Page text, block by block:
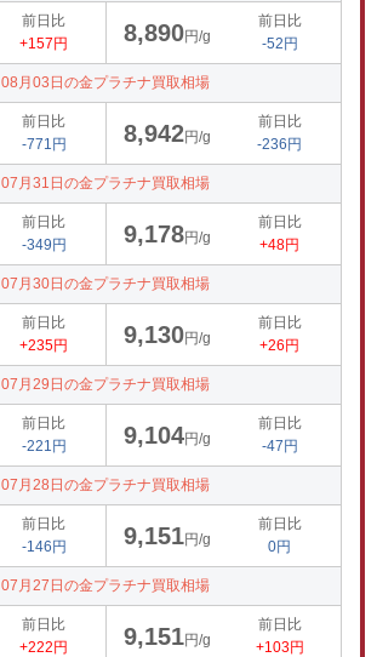
前日比
+157円
8,890円/g
前日比
-52円
08月03日の金プラチナ買取相場
前日比
-771円
8,942円/g
前日比
-236円
07月31日の金プラチナ買取相場
前日比
-349円
9,178円/g
前日比
+48円
07月30日の金プラチナ買取相場
前日比
+235円
9,130円/g
前日比
+26円
07月29日の金プラチナ買取相場
前日比
-221円
9,104円/g
前日比
-47円
07月28日の金プラチナ買取相場
前日比
-146円
9,151円/g
前日比
0円
07月27日の金プラチナ買取相場
前日比
+222円
9,151円/g
前日比
+103円